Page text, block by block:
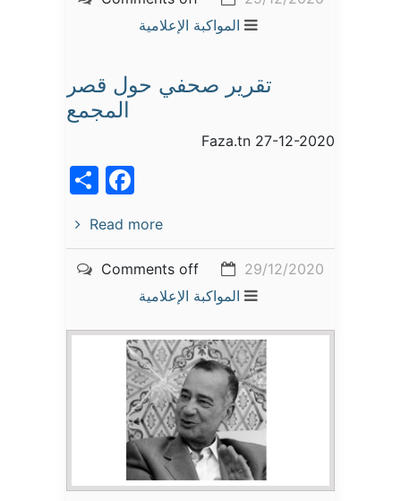
المواكبة الإعلامية
تقرير صحفي حول قصر
المجمع
Faza.tn 27-12-2020
Read more
29/12/2020
Comments off
المواكبة الإعلامية